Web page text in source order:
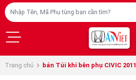
Trang chủ bán Túi khí bên phụ CIVIC 2011